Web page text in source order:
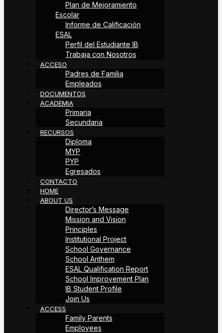
Plan de Mejoramiento
Escolar
Informe de Calificación
ESAL
Perfil del Estudiante IB
Trabaja con Nosotros
ACCESO
Padres de Familia
Empleados
DOCUMENTOS
ACADEMIA
Primaria
Secundaria
RECURSOS
Diploma
MYP
PYP
Egresados
CONTACTO
HOME
ABOUT US
Director’s Message
Mission and Vision
Principles
Institutional Project
School Governance
School Anthem
ESAL Qualification Report
School Improvement Plan
IB Student Profile
Join Us
ACCESS
Family Parents
Employees